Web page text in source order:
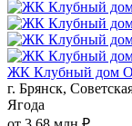
ЖК Клубный дом
г. Брянск,
Ягода